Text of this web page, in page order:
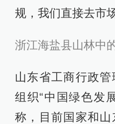
规，我们直接去市
浙江海盐县山林中
山东省工商行政
组织“中国绿色发
称，目前国家和